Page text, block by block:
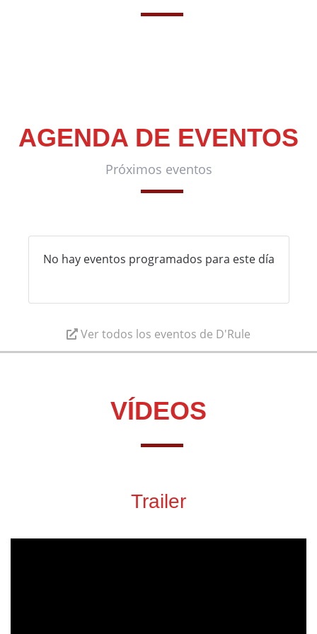
AGENDA DE EVENTOS
Próximos eventos
No hay eventos programados para este día
Ver todos los eventos de D'Rule
VÍDEOS
Trailer